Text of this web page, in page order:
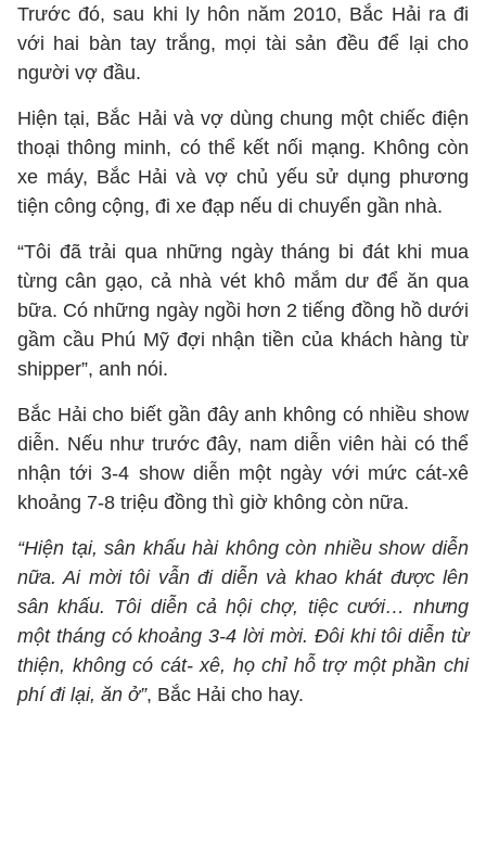
Trước đó, sau khi ly hôn năm 2010, Bắc Hải ra đi
với hai bàn tay trắng, mọi tài sản đều để lại cho
người vợ đầu.
Hiện tại, Bắc Hải và vợ dùng chung một chiếc điện
thoại thông minh, có thể kết nối mạng. Không còn
xe máy, Bắc Hải và vợ chủ yếu sử dụng phương
tiện công cộng, đi xe đạp nếu di chuyển gần nhà.
“Tôi đã trải qua những ngày tháng bi đát khi mua
từng cân gạo, cả nhà vét khô mắm dư để ăn qua
bữa. Có những ngày ngồi hơn 2 tiếng đồng hồ dưới
gầm cầu Phú Mỹ đợi nhận tiền của khách hàng từ
shipper”, anh nói.
Bắc Hải cho biết gần đây anh không có nhiều show
diễn. Nếu như trước đây, nam diễn viên hài có thể
nhận tới 3-4 show diễn một ngày với mức cát-xê
khoảng 7-8 triệu đồng thì giờ không còn nữa.
“Hiện tại, sân khấu hài không còn nhiều show diễn
nữa. Ai mời tôi vẫn đi diễn và khao khát được lên
sân khấu. Tôi diễn cả hội chợ, tiệc cưới… nhưng
một tháng có khoảng 3-4 lời mời. Đôi khi tôi diễn từ
thiện, không có cát- xê, họ chỉ hỗ trợ một phần chi
phí đi lại, ăn ở”, Bắc Hải cho hay.